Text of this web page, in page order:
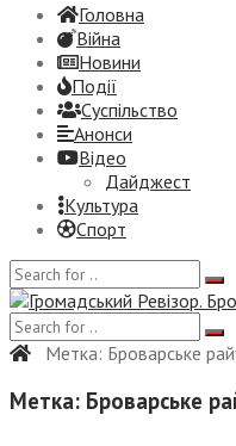
Головна
Війна
Новини
Події
Суспiльство
Анонси
Відео
Дайджест
Культура
Спорт
Метка: Броварське
Метка: Броварське